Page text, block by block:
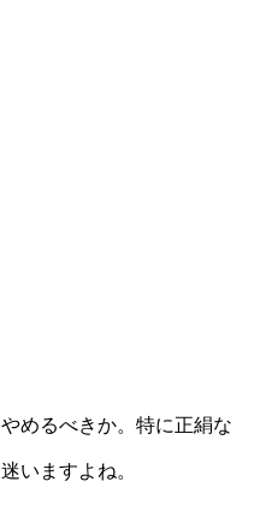
めるべきか。特に正絹な
いますよね。